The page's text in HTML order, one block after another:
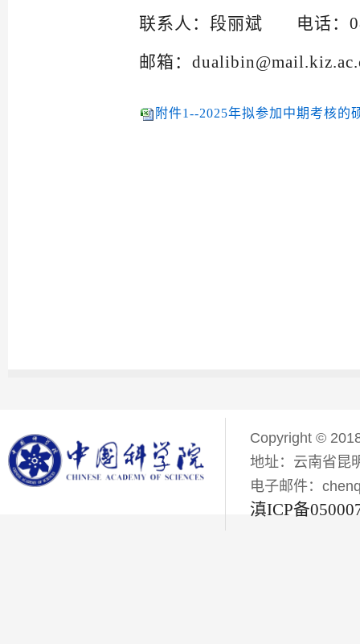
联系人：段丽斌 电话：
邮箱：
附件1--2025年拟参加中期考核的
Copyright ©
地址：云南省昆
电子邮件：
滇ICP备